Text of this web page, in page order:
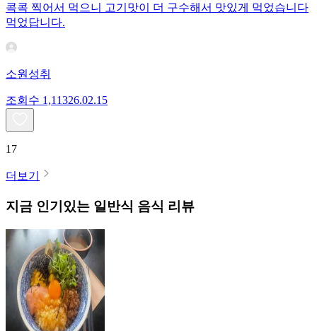
콕콕 찍어서 먹으니 고기맛이 더 구수해서 맛있게 먹었습니다
먹었답니다.
소원성취
조회수 1,11326.02.15
17
더보기
지금 인기있는 일반식 음식 리뷰